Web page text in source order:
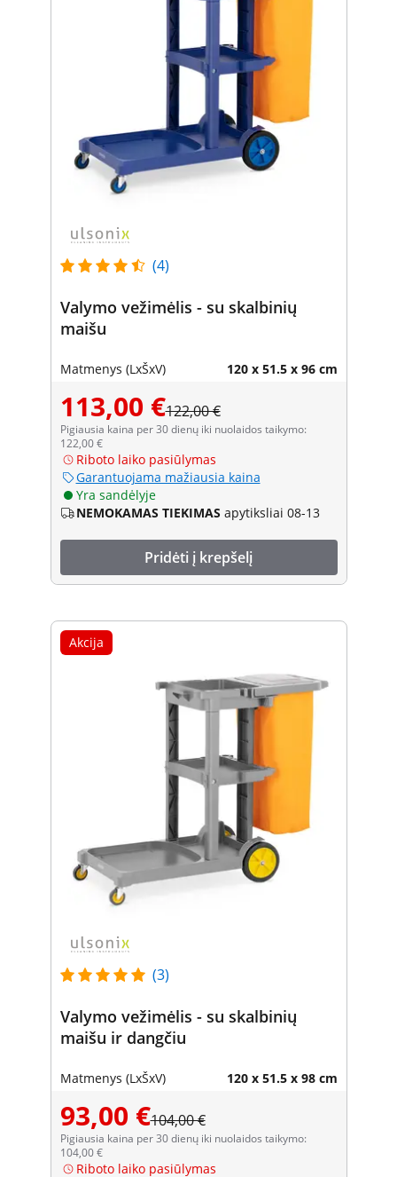
(4)
Valymo vežimėlis - su skalbinių
maišu
Matmenys (LxŠxV) 120 x 51.5 x 96 cm
113,00 €122,00 €
Pigiausia kaina per 30 dienų iki nuolaidos taikymo:
122,00 €
Riboto laiko pasiūlymas
Garantuojama mažiausia kaina
Yra sandėlyje
NEMOKAMAS TIEKIMAS apytiksliai 08-13
Pridėti į krepšelį
Akcija
(3)
Valymo vežimėlis - su skalbinių
maišu ir dangčiu
Matmenys (LxŠxV) 120 x 51.5 x 98 cm
93,00 €104,00 €
Pigiausia kaina per 30 dienų iki nuolaidos taikymo:
104,00 €
Riboto laiko pasiūlymas